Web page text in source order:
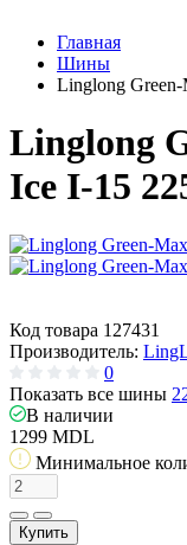
Главная
Шины
Linglong
Linglong
Ice I-15
Код товара 127431
Производитель:
0
Показать все шины
В наличии
1299 MDL
Минимальное
Купить